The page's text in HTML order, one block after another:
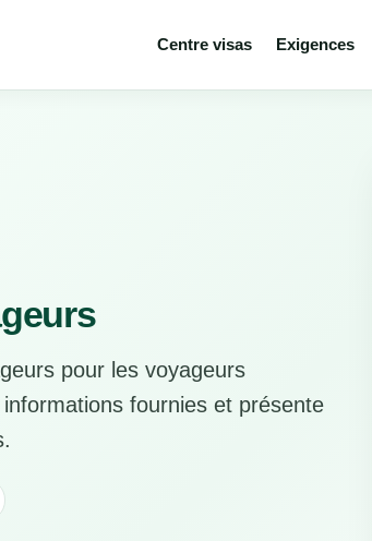
Centre visas Exigences
pour les voyageurs
fournies et présente